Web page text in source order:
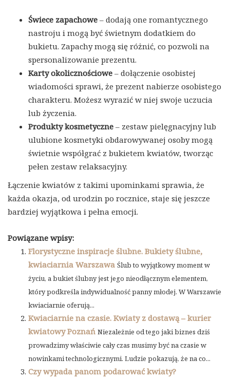
Świece zapachowe – dodają one romantycznego
nastroju i mogą być świetnym dodatkiem do
bukietu. Zapachy mogą się różnić, co pozwoli na
spersonalizowanie prezentu.
Karty okolicznościowe – dołączenie osobistej
wiadomości sprawi, że prezent nabierze osobistego
charakteru. Możesz wyrazić w niej swoje uczucia
lub życzenia.
Produkty kosmetyczne – zestaw pielęgnacyjny lub
ulubione kosmetyki obdarowywanej osoby mogą
świetnie współgrać z bukietem kwiatów, tworząc
pełen zestaw relaksacyjny.
Łączenie kwiatów z takimi upominkami sprawia, że
każda okazja, od urodzin po rocznice, staje się jeszcze
bardziej wyjątkowa i pełna emocji.
Powiązane wpisy:
Florystyczne inspiracje ślubne. Bukiety ślubne,
kwiaciarnia Warszawa Ślub to wyjątkowy moment w
życiu, a bukiet ślubny jest jego nieodłącznym elementem,
który podkreśla indywidualność panny młodej. W Warszawie
kwiaciarnie oferują...
Kwiaciarnie na czasie. Kwiaty z dostawą – kurier
kwiatowy Poznań Niezależnie od tego jaki biznes dziś
prowadzimy właściwie cały czas musimy być na czasie w
nowinkami technologicznymi. Ludzie pokazują, że na co...
Czy wypada panom podarować kwiaty?